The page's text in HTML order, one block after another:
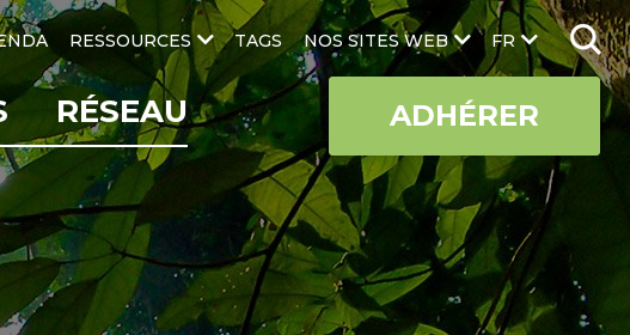
FR
RESSOURCES TAGS NOS SITES WEB
RÉSEAU ADHÉRER